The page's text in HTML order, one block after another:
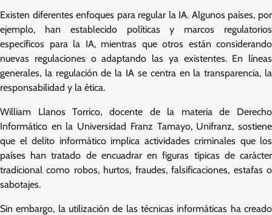
Existen diferentes enfoques para regular la IA. Algunos países, por
ejemplo, han establecido políticas y marcos regulatorios
específicos para la IA, mientras que otros están considerando
nuevas regulaciones o adaptando las ya existentes. En líneas
generales, la regulación de la IA se centra en la transparencia, la
responsabilidad y la ética.
William Llanos Torrico, docente de la materia de Derecho
Informático en la Universidad Franz Tamayo, Unifranz, sostiene
que el delito informático implica actividades criminales que los
países han tratado de encuadrar en figuras típicas de carácter
tradicional como robos, hurtos, fraudes, falsificaciones, estafas o
sabotajes.
Sin embargo, la utilización de las técnicas informáticas ha creado